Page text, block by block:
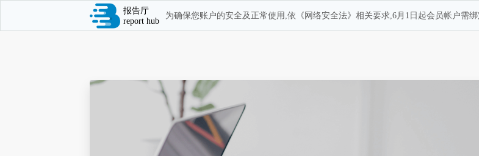
报告厅
report hub
为确保您账户的安全及正常使用,依《网络安全法》相关要求,6月1日起会员帐户需